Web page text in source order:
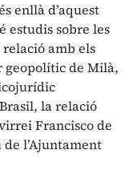
enllà d’aquest
estudis sobre les
amb els
geopolític de Milà,
la relació
Francisco de
l’Ajuntament